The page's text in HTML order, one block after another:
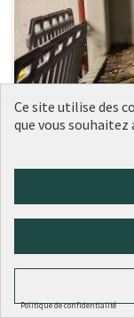
Végétaliser
extérieurs de
LES PARENTS
Ce site utilise des
que vous souhaitez
Politique de confidentialité